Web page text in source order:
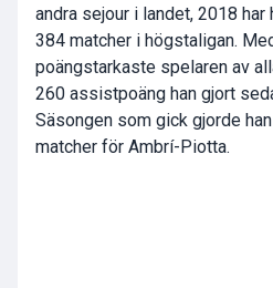
andra sejour i landet, 2018 har
384 matcher i högstaligan.
poängstarkaste spelaren av
260 assistpoäng han gjort
Säsongen som gick gjorde
matcher för Ambrí-Piotta.